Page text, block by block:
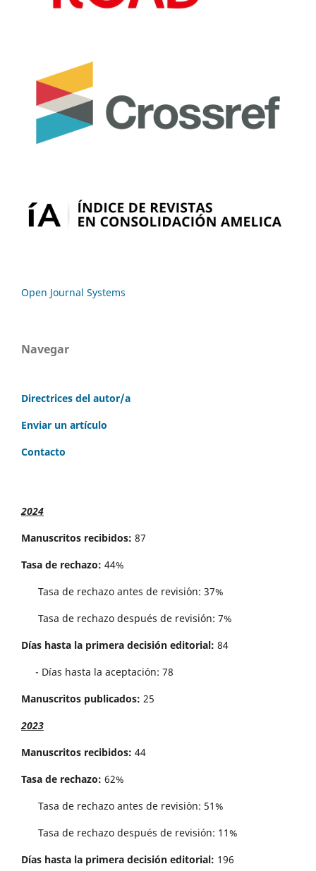
Open Journal Systems
Navegar
Directrices del autor/a
Enviar un artículo
Contacto
2024
Manuscritos recibidos: 87
Tasa de rechazo: 44%
Tasa de rechazo antes de revisi´on: 37%
Tasa de rechazo después de revisión: 7%
Días hasta la primera decisión editorial: 84
- Días hasta la aceptación: 78
Manuscritos publicados: 25
2023
Manuscritos recibidos: 44
Tasa de rechazo: 62%
Tasa de rechazo antes de revisi´on: 51%
Tasa de rechazo después de revisión: 11%
Días hasta la primera decisión editorial: 196